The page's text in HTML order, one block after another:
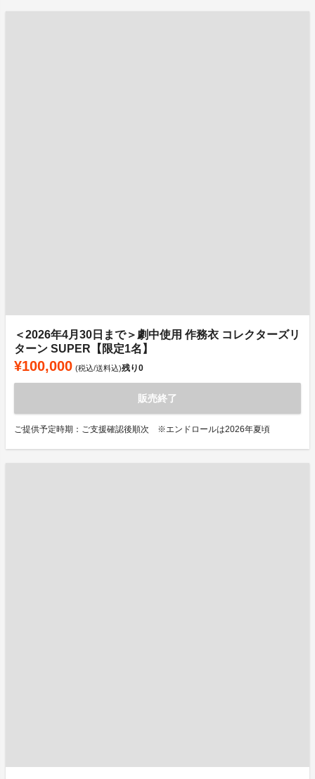
＜2026年4月30日まで＞劇中使用 作務衣 コレクターズリ
ターン SUPER【限定1名】
¥100,000 (税込/送料込)残り0
販売終了
ご提供予定時期：ご支援確認後順次 ※エンドロールは2026年夏頃